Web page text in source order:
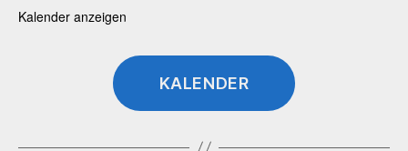
Kalender anzeigen
KALENDER